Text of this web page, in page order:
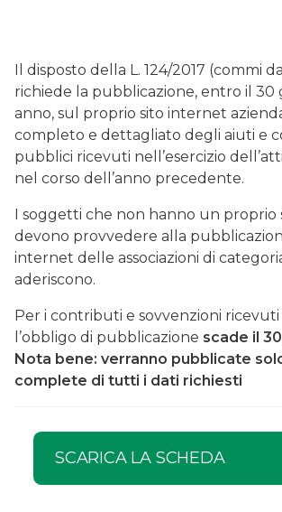
Il disposto della L. 124/2017 (commi da
richiede la pubblicazione, entro il 30
anno, sul proprio sito internet
completo e dettagliato degli aiuti e
pubblici ricevuti nell’esercizio
nel corso dell’anno precedente.
I soggetti che non hanno un proprio
devono provvedere alla
internet delle associazioni di
aderiscono.
Per i contributi e sovvenzioni
l’obbligo di pubblicazione scade il
Nota bene: verranno pubblicate
complete di tutti i dati richiesti
SCARICA LA SCHEDA